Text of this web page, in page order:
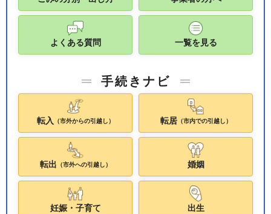
よくある質問 一覧を見る
手続きナビ
転入 （市外からの引越し） 転居（市内での引越し）
転出 （市外への引越し） 婚姻
妊娠・子育て 出生